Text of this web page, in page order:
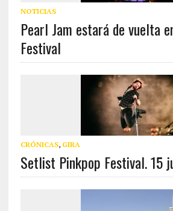
NOTICIAS
Pearl Jam estará de vuelta
Festival
CRÓNICAS, GIRA
Setlist Pinkpop Festival. 15